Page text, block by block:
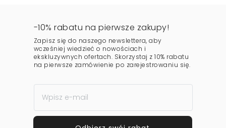
-10% rabatu na pierwsze zakupy!
Zapisz się do naszego newslettera, aby
wcześniej wiedzieć o nowościach i
ekskluzywnych ofertach. Skorzystaj z 10% rabatu
na pierwsze zamówienie po zarejestrowaniu się.